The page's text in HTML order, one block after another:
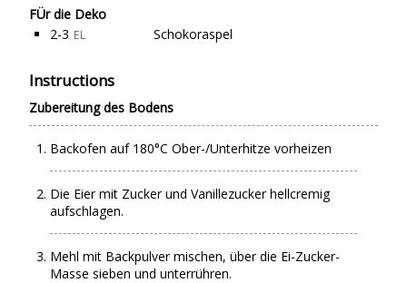
FÜr die Deko
2-3 EL Schokoraspel
Instructions
Zubereitung des Bodens
Backofen auf 180°C Ober-/Unterhitze vorheizen
Die Eier mit Zucker und Vanillezucker hellcremig
aufschlagen.
Mehl mit Backpulver mischen, über die Ei-Zucker-
Masse sieben und unterrühren.